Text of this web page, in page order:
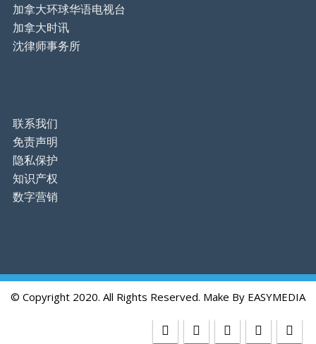
加拿大环球华语电视台
加拿大时讯
沈律师事务所
联系我们
免责声明
隐私保护
知识产权
数字营销
© Copyright 2020. All Rights Reserved. Make By EASYMEDIA